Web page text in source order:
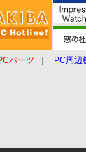
パーツ PC周辺